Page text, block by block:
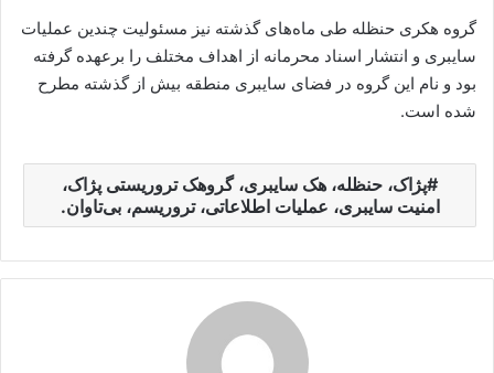
گروه هکری حنظله طی ماه‌های گذشته نیز مسئولیت چندین عملیات
سایبری و انتشار اسناد محرمانه از اهداف مختلف را برعهده گرفته
بود و نام این گروه در فضای سایبری منطقه بیش از گذشته مطرح
شده است.
پژاک، حنظله، هک سایبری، گروهک تروریستی پژاک،
امنیت سایبری، عملیات اطلاعاتی، تروریسم، بی‌تاوان.